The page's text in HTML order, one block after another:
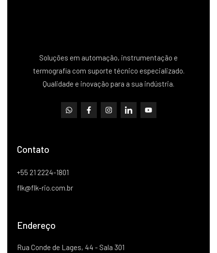
Soluções em automação, instrumentação e
termografia com suporte técnico especializado.
Qualidade e inovação para a sua indústria.
Contato
+55 21 2224-1801
flk@flk-rio.com.br
Endereço
Rua Conde de Lages, 44 - Sala 301